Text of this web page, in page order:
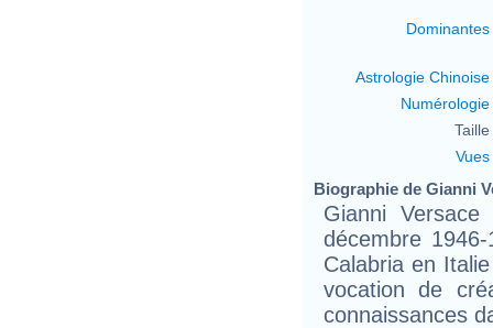
Dominantes
Astrologie Chinoise
Numérologie
Taille
Vues
Biographie de Gianni
Gianni
décembre
Calabria en
vocation de
connaissances